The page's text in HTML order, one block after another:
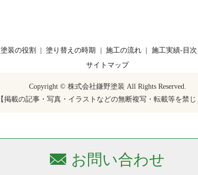
お問い合わせ
塗装の役割 塗り替えの時期 施工の流れ 施工実績-目次
サイトマップ
Copyright © 株式会社鎌野塗装 All Rights Reserved.
【掲載の記事・写真・イラストなどの無断複写・転載等を禁じ